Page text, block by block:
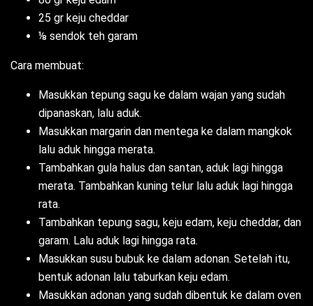
25 gr keju cheddar
⅛ sendok teh garam
Cara membuat:
Masukkan tepung sagu ke dalam wajan yang sudah
dipanaskan, lalu aduk.
Masukkan margarin dan mentega ke dalam mangkok
lalu aduk hingga merata.
Tambahkan gula halus dan santan, aduk lagi hingga
merata. Tambahkan kuning telur lalu aduk lagi hingga
rata.
Tambahkan tepung sagu, keju edam, keju cheddar, dan
garam. Lalu aduk lagi hingga rata.
Masukkan susu bubuk ke dalam adonan. Setelah itu,
bentuk adonan lalu taburkan keju edam.
Masukkan adonan yang sudah dibentuk ke dalam oven